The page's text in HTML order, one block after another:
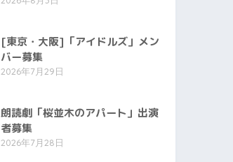
[東京・大阪]「アイドルズ」メン
バー募集
2026年7月29日
朗読劇「桜並木のアパート」出演
者募集
2026年7月28日